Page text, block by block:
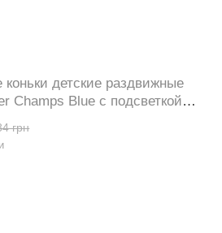
коньки детские раздвижные
Champs Blue с подсветкой
грн